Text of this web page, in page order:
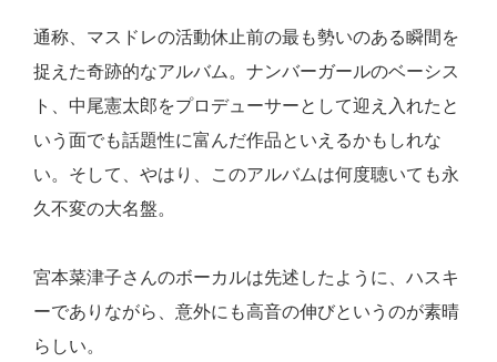
通称、マスドレの活動休止前の最も勢いのある瞬間を
捉えた奇跡的なアルバム。ナンバーガールのベーシス
ト、中尾憲太郎をプロデューサーとして迎え入れたと
いう面でも話題性に富んだ作品といえるかもしれな
い。そして、やはり、このアルバムは何度聴いても永
久不変の大名盤。
宮本菜津子さんのボーカルは先述したように、ハスキ
ーでありながら、意外にも高音の伸びというのが素晴
らしい。